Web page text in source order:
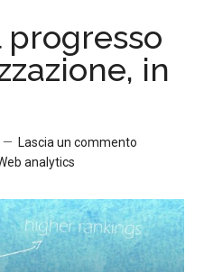
progresso
in
Lascia un commento
analytics